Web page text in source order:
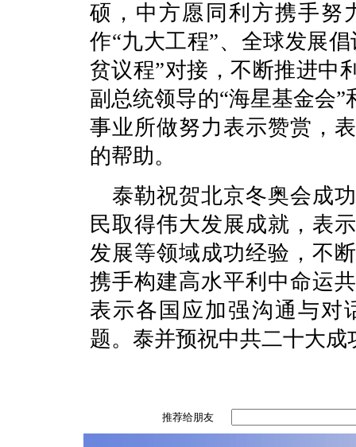
硕，中方愿同利方携手努
作“九大工程”、全球发展
贫议程”对接，不断推进中
副总统领导的“海星基金会
事业所做努力表示赞赏，
的帮助。
泰勒祝贺北京冬奥会成
民取得伟大发展成就，表
发展等领域成功经验，不
携手构建高水平利中命运
表示各国应加强沟通与对
题。泰并预祝中共二十大成
推荐给朋友